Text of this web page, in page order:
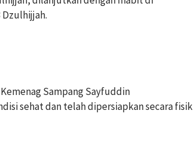
Sampang Sayfuddin
sehat dan telah dipersiapkan secara fisik